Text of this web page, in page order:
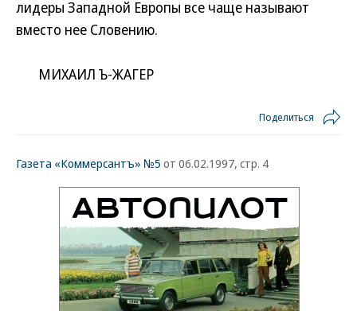
лидеры Западной Европы все чаще называют
вместо нее Словению.
МИХАИЛ Ъ-ЖАГЕР
Поделиться
Газета «Коммерсантъ» №5 от 06.02.1997, стр. 4